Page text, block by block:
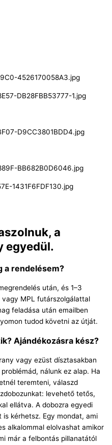
a
egyedül.
a rendelésem?
után, és 1–3
vagy MPL futárszolgálattal
feladása után emailben
tudod követni az útját.
Ajándékozásra kész?
vagy ezüst dísztasakban
nálunk ez alap. Ha
teremteni, válaszd
levehető tetős,
ellátva. A dobozra egyedi
kérhetsz. Egy mondat, ami
alkalommal elolvashat amikor
már a felbontás pillanatától